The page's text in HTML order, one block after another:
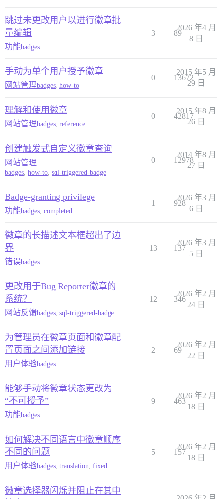
跳过未更改用户以进行徽章批
量编辑
功能badges
3 89
2026 年4 月
8 日
手动为单个用户授予徽章
网站管理badges how-to
0 13672
2015 年5 月
29 日
理解和使用徽章
网站管理badges reference
0 42817
2015 年8 月
26 日
创建触发式自定义徽章查询
网站管理
badges, how-to, sql-triggered-badge
0 12978
2014 年8 月
27 日
Badge-granting privilege
功能badges completed
1 928
2026 年3 月
6 日
徽章的长描述文本框超出了边
界
错误badges
13 137
2026 年3 月
5 日
更改用于Bug Reporter徽章的
系统？
网站反馈badges sql-triggered-badge
12 346
2026 年2 月
24 日
为管理员在徽章页面和徽章配
置页面之间添加链接
用户体验badges
2 69
2026 年2 月
22 日
能够手动将徽章状态更改为
“不可授予”
功能badges
9 463
2026 年2 月
18 日
如何解决不同语言中徽章顺序
不同的问题
用户体验badges translation fixed
5 157
2026 年2 月
18 日
徽章选择器闪烁并阻止在其中